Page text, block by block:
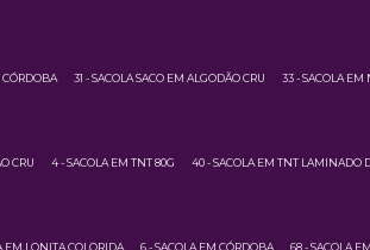
CÓRDOBA 31 - SACOLA SACO EM ALGODÃO CRU 33 - SACOLA EM
CRU 4 - SACOLA EM TNT 80G 40 - SACOLA EM TNT LAMINADO
EM LONITA COLORIDA 6 - SACOLA EM CÓRDOBA 68 - SACOLA